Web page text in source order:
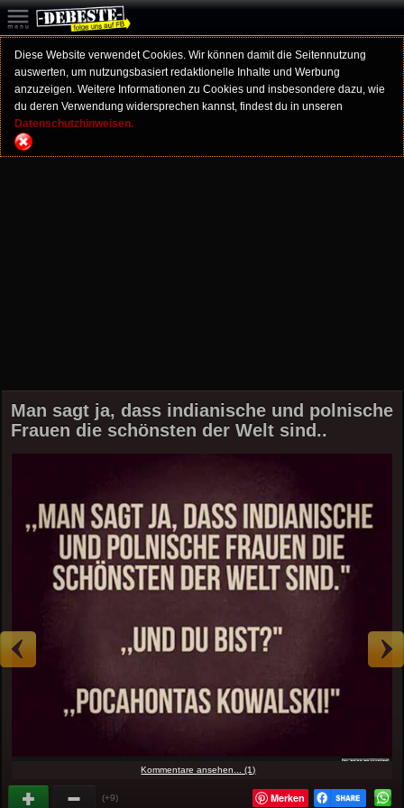
Diese Website verwendet Cookies. Wir können damit die Seitennutzung
auswerten, um nutzungsbasiert redaktionelle Inhalte und Werbung
anzuzeigen. Weitere Informationen zu Cookies und insbesondere dazu, wie
du deren Verwendung widersprechen kannst, findest du in unseren
Datenschutzhinweisen.
Man sagt ja, dass indianische und polnische
Frauen die schönsten der Welt sind..
Kommentare ansehen... (1)
(+9) Merken